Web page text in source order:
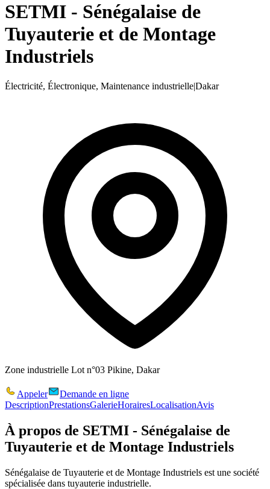
SETMI - Sénégalaise de
Tuyauterie et de Montage
Industriels
Électricité, Électronique, Maintenance industrielle|Dakar
Zone industrielle Lot n°03 Pikine, Dakar
Appeler
Demande en ligne
DescriptionPrestationsGalerieHorairesLocalisationAvis
À propos de SETMI - Sénégalaise de
Tuyauterie et de Montage Industriels
Sénégalaise de Tuyauterie et de Montage Industriels est une société
spécialisée dans tuyauterie industrielle.